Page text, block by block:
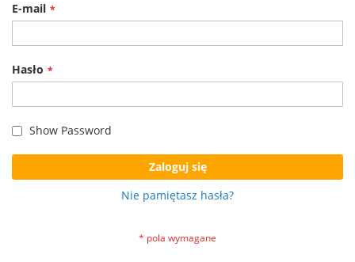
E-mail
Hasło
Show Password
Zaloguj się
Nie pamiętasz hasła?